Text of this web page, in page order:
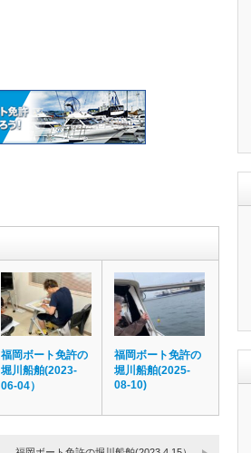
福岡ボート免許の
堀川船舶(2023-
06-04）
福岡ボート免許の
堀川船舶(2025-
08-10)